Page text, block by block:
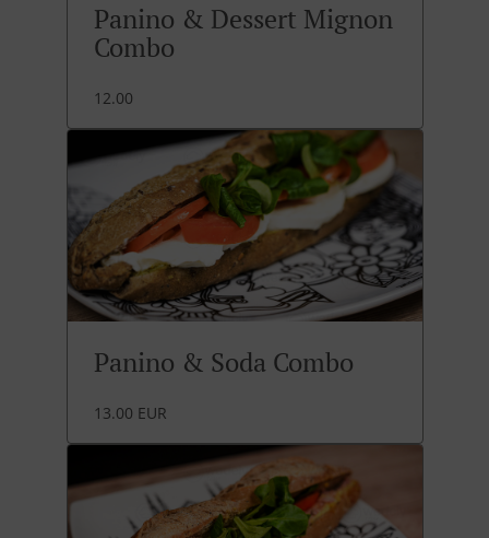
Panino & Dessert Mignon
Combo
12.00
Panino & Soda Combo
13.00 EUR